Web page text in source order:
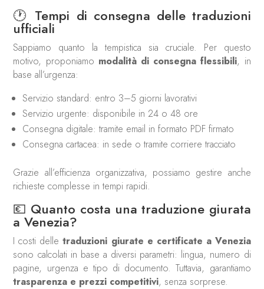
🕐 Tempi di consegna delle traduzioni
ufficiali
Sappiamo quanto la tempistica sia cruciale. Per questo
motivo, proponiamo modalità di consegna flessibili, in
base all’urgenza:
Servizio standard: entro 3–5 giorni lavorativi
Servizio urgente: disponibile in 24 o 48 ore
Consegna digitale: tramite email in formato PDF firmato
Consegna cartacea: in sede o tramite corriere tracciato
Grazie all’efficienza organizzativa, possiamo gestire anche
richieste complesse in tempi rapidi.
💶 Quanto costa una traduzione giurata
a Venezia?
I costi delletraduzioni giurate e certificate a Venezia
sono calcolati in base a diversi parametri: lingua, numero di
pagine, urgenza e tipo di documento. Tuttavia, garantiamo
trasparenza e prezzi competitivi, senza sorprese.